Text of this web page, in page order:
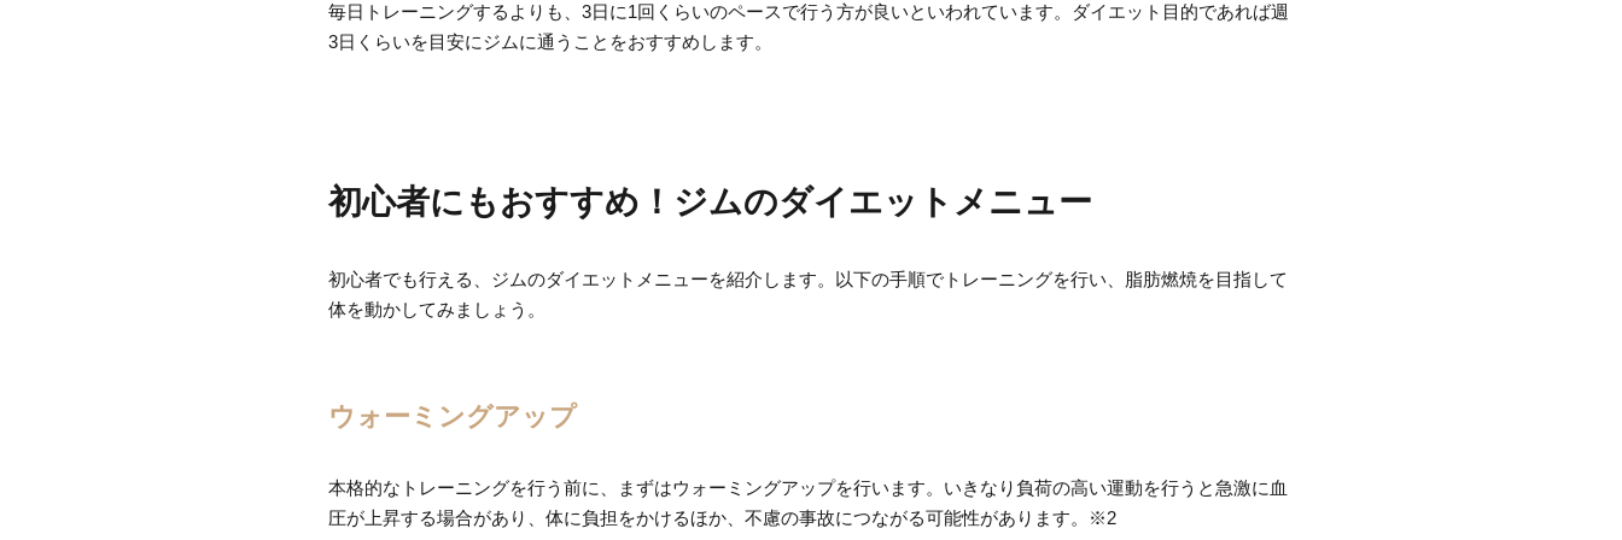
毎日トレーニングするよりも、3日に1回くらいのペースで行う方が良いといわれています。ダイエット目的であれば週
3日くらいを目安にジムに通うことをおすすめします。
初心者にもおすすめ！ジムのダイエットメニュー
初心者でも行える、ジムのダイエットメニューを紹介します。以下の手順でトレーニングを行い、脂肪燃焼を目指して
体を動かしてみましょう。
ウォーミングアップ
本格的なトレーニングを行う前に、まずはウォーミングアップを行います。いきなり負荷の高い運動を行うと急激に血
圧が上昇する場合があり、体に負担をかけるほか、不慮の事故につながる可能性があります。※2